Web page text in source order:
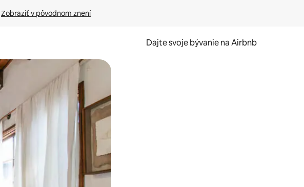
Zobraziť v pôvodnom znení
Dajte svoje bývanie na Airbnb